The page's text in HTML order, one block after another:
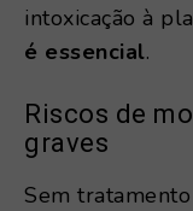
intoxicação à
é essencial.
Riscos de
graves
Sem